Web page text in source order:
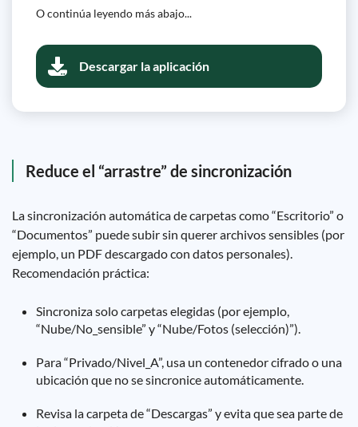
O continúa leyendo más abajo...
Descargar la aplicación
Reduce el “arrastre” de sincronización
La sincronización automática de carpetas como “Escritorio” o
“Documentos” puede subir sin querer archivos sensibles (por
ejemplo, un PDF descargado con datos personales).
Recomendación práctica:
Sincroniza solo carpetas elegidas (por ejemplo,
“Nube/No_sensible” y “Nube/Fotos (selección)”).
Para “Privado/Nivel_A”, usa un contenedor cifrado o una
ubicación que no se sincronice automáticamente.
Revisa la carpeta de “Descargas” y evita que sea parte de